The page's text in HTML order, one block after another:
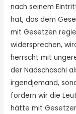
nach seinem
hat, das dem
mit Gesetzen
widersprechen,
herrscht mit
der Nadschaschi
irgendjemand,
fordern wir die
hätte mit